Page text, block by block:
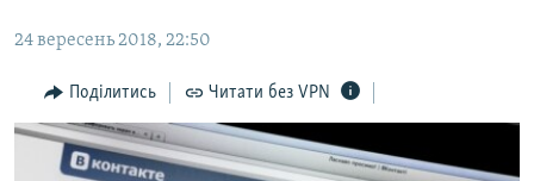
Перейти
пошуку
ПОГЛЯД
ІНТЕРВ'Ю
ВСЕ ЗА ДЕНЬ
24 вересень 2018, 22:50
Поділитись Читати без VPN